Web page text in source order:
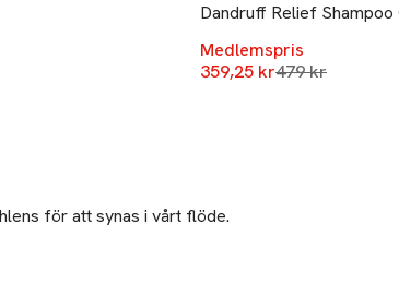
Dandruff Relief Shampoo
AHA/BHA 248ml
Medlemspris
359,25 krLägsta pris 30
479 kr
för att synas i vårt flöde.